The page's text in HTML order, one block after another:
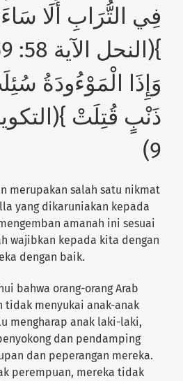
فِي التُّرَابِ أَلَا
وَإِذَا الْمَوْءُودَةُ
9)
merupakan salah satu nikmat
yang dikaruniakan kepada
amanah ini sesuai
wajibkan kepada kita dengan
dengan baik.
bahwa orang-orang Arab
tidak menyukai anak-anak
mengharap anak laki-laki,
dan pendamping
dan peperangan mereka.
perempuan, mereka tidak